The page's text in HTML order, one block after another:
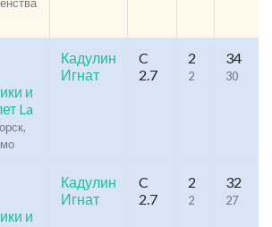
и
La
Кадулин
Игнат
C
2.7
2
2
34
30
и
Кадулин
Игнат
C
2.7
2
2
32
27